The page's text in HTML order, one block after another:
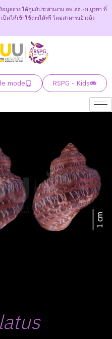
อมูลภายใต้ศูนย์ประสานงาน อพ.สธ.-ม.บูรพา ที่
ดให้เข้าใช้งานได้ฟรี โดยสามารถอ้างอิง
mode RSPG - Kids